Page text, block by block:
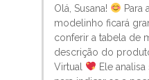
Olá, Susana!
Para
modelinho ficará
conferir a tabela de
descrição do
Virtual
Ele